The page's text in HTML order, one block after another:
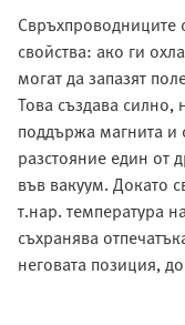
Свръхпроводниците
свойства: ако ги
могат да запазят
Това създава
поддържа магнита и
разстояние един от
във вакуум. Докато
т.нар. температура
съхранява
неговата позиция,